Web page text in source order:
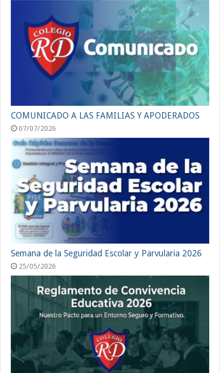
COMUNICADO A LAS FAMILIAS Y APODERADOS
07/07/2026
Semana de la Seguridad Escolar y Parvularia 2026
25/05/2026